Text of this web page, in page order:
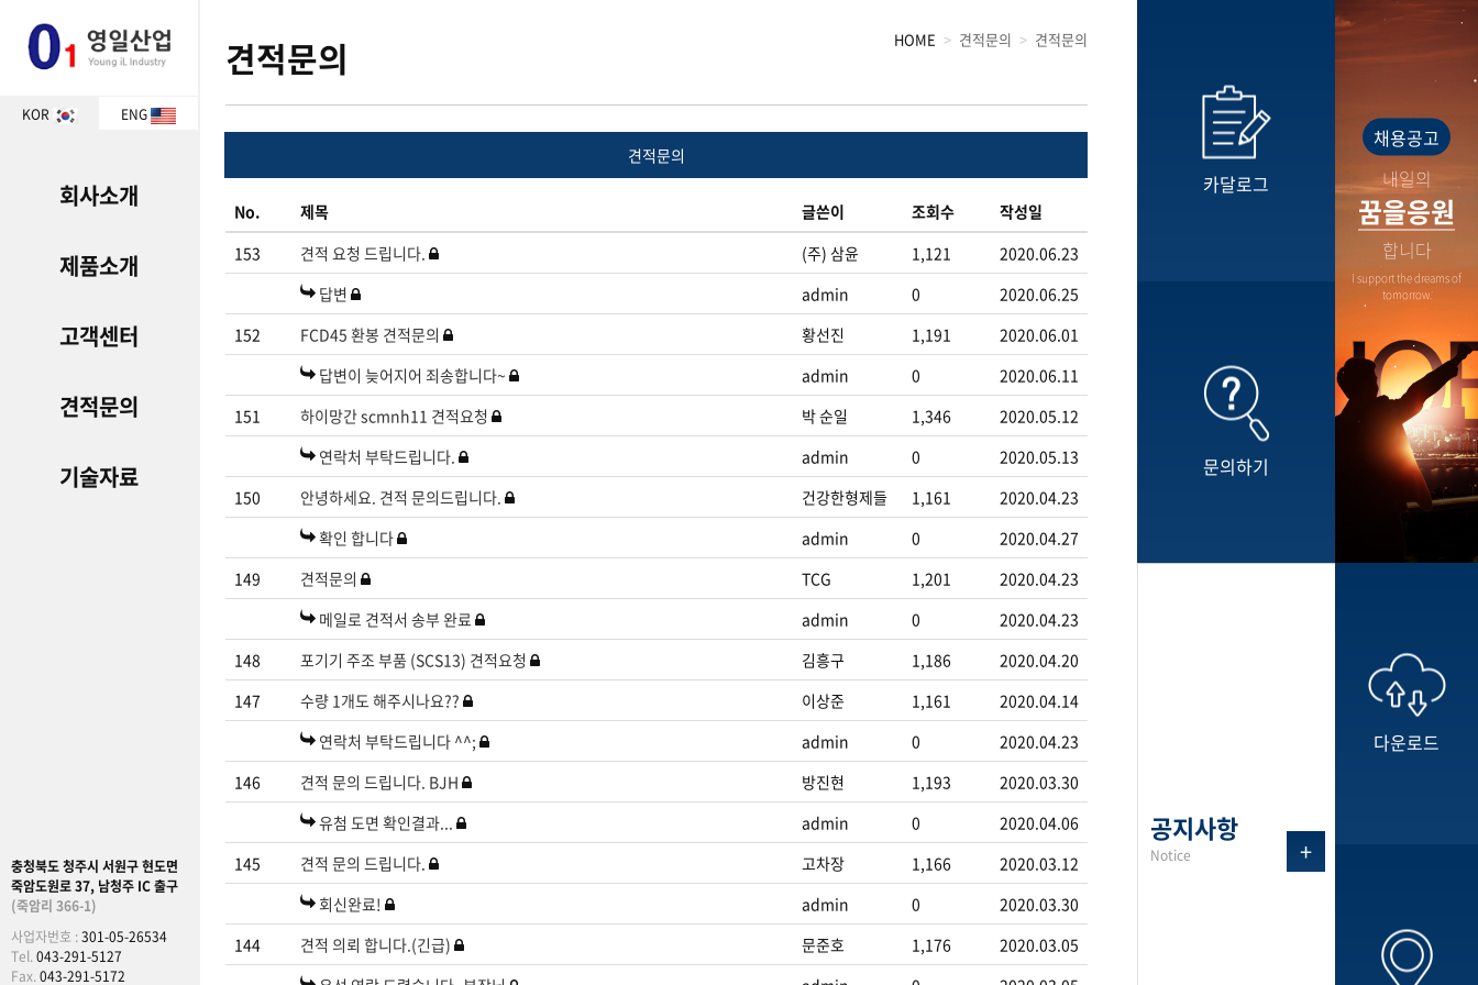
KOR ENG
회사소개
제품소개
고객센터
견적문의
기술자료
충청북도 청주시 서원구 현도면
죽암도원로 37, 남청주 IC 출구
(죽암리 366-1)
사업자번호 :301-05-26534
Tel.043-291-5127
Fax.043-291-5172
견적문의 HOME 견적문의 견적문의
견적문의
No. 제목 글쓴이 조회수
작성일
153
견적 요청 드립니다. (주) 삼윤 1,121
2020.06.23
답변
admin 0
2020.06.25
152
FCD45 환봉 견적문의 황선진 1,191
2020.06.01
답변이 늦어지어 죄송합니다~
admin 0
2020.06.11
151
하이망간 scmnh11 견적요청 박 순일 1,346
2020.05.12
연락처 부탁드립니다.
admin 0
2020.05.13
150
안녕하세요. 견적 문의드립니다. 건강한형제들 1,161
2020.04.23
확인 합니다
admin 0
2020.04.27
149
견적문의 TCG 1,201
2020.04.23
메일로 견적서 송부 완료
admin 0
2020.04.23
148
포기기 주조 부품 (SCS13) 견적요청 김흥구 1,186
2020.04.20
147
수량 1개도 해주시나요?? 이상준 1,161
2020.04.14
연락처 부탁드립니다 ^^;
admin 0
2020.04.23
146
견적 문의 드립니다. BJH 방진현 1,193
2020.03.30
유첨 도면 확인결과...
admin 0
2020.04.06
145
견적 문의 드립니다. 고차장 1,166
2020.03.12
회신완료!
admin 0
2020.03.30
144
견적 의뢰 합니다.(긴급) 문준호 1,176
2020.03.05
카달로그
문의하기
공지사항
Notice +
채용공고
내일의
꿈을응원
합니다
I support the dreams of
tomorrow.
다운로드